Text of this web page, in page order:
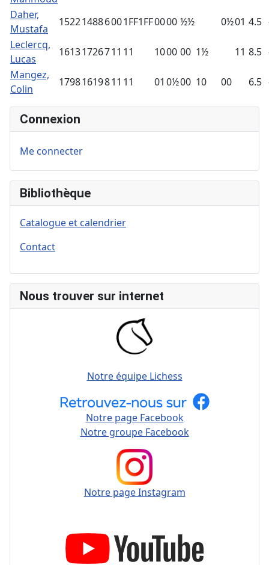
Daher,
Mustafa
152214886001FF1FF0000 ½½ 0½01 4.5
Leclercq,
Lucas
16131726711 11 1000 00 1½ 11 8.5
Mangez,
Colin
17981619811 11 01 0½00 10 00 6.5
Connexion
Me connecter
Bibliothèque
Catalogue et calendrier
Contact
Nous trouver sur internet
Notre équipe Lichess
Notre page Facebook
Notre groupe Facebook
Notre page Instagram